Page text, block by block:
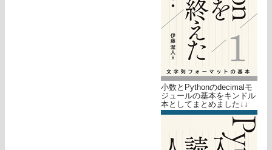
小数とPythonのdecimalモ
ジュールの基本をキンドル
本としてまとめました↓↓